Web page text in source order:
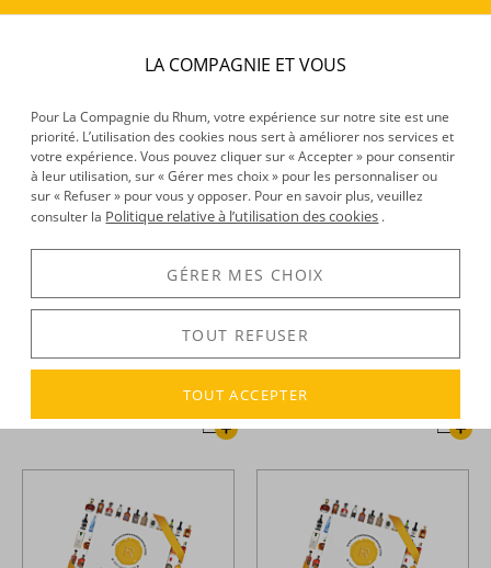
La Compagnie du Rhum -
+
La Compagnie du Rhum -
+
LA COMPAGNIE ET VOUS
Pour La Compagnie du Rhum, votre expérience sur notre site est une
priorité. L’utilisation des cookies nous sert à améliorer nos services et
votre expérience. Vous pouvez cliquer sur « Accepter » pour consentir
à leur utilisation, sur « Gérer mes choix » pour les personnaliser ou
sur « Refuser » pour vous y opposer. Pour en savoir plus, veuillez
consulter la Politique relative à l’utilisation des cookies .
GÉRER MES CHOIX
TOUT REFUSER
TOUT ACCEPTER